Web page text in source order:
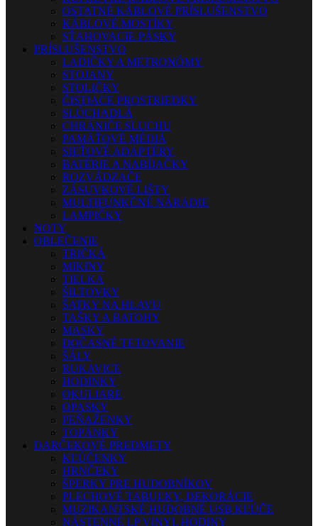
OSTATNÉ KÁBLOVÉ PRÍSLUŠENSTVO
KÁBLOVÉ MOSTÍKY
SŤAHOVACIE PÁSKY
PRÍSLUŠENSTVO
LADIČKY A METRONÓMY
STOJANY
STOLIČKY
ČISTIACE PROSTRIEDKY
SLÚCHADLÁ
CHRÁNIČE SLUCHU
PAMÄŤOVÉ MÉDIÁ
SIEŤOVÉ ADAPTÉRY
BATÉRIE A NABÍJAČKY
ROZVÁDZAČE
ZÁSUVKOVÉ LIŠTY
MULTIFUNKČNÉ NÁRADIE
LAMPIČKY
NOTY
OBLEČENIE
TRIČKÁ
MIKINY
TIELKA
ŠILTOVKY
ŠATKY NA HLAVU
TAŠKY A BATOHY
MASKY
DOČASNÉ TETOVANIE
ŠÁLY
RUKAVICE
HODINKY
OKULIARE
OPASKY
PEŇAŽENKY
TOPÁNKY
DARČEKOVÉ PREDMETY
KĽÚČENKY
HRNČEKY
ŠPERKY PRE HUDOBNÍKOV
PLECHOVÉ TABUĽKY, DEKORÁCIE
MUZIKANTSKÉ HUDOBNÉ USB KĽÚČE
NÁSTENNÉ LP VINYL HODINY